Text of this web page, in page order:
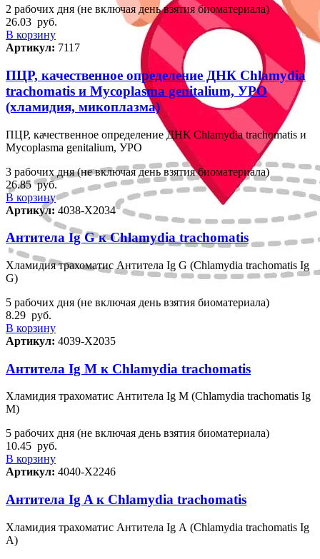
2 рабочих дня (не включая день взятия биоматериала)
26.03 руб.
В корзину
Артикул: 7117
ПЦР, качественное определение ДНК Chlamydia
trachomatis и Mycoplasma genitalium, УРО
(хламидия, микоплазма)
ПЦР, качественное определение ДНК Chlamydia trachomatis и
Mycoplasma genitalium, УРО
3 рабочих дня (не включая день взятия биоматериала)
26.85руб.
В корзину
Артикул: 4038-Х2034
Антитела Ig G к Chlamydia trachomatis
Хламидия трахоматис Антитела Ig G (Chlamydia trachomatis Ig
G)
5 рабочих дня (не включая день взятия биоматериала)
8.29 руб.
В корзину
Артикул: 4039-Х2035
Антитела Ig M к Chlamydia trachomatis
Хламидия трахоматис Антитела Ig М (Chlamydia trachomatis Ig
М)
5 рабочих дня (не включая день взятия биоматериала)
10.45 руб.
В корзину
Артикул: 4040-Х2246
Антитела Ig A к Chlamydia trachomatis
Хламидия трахоматис Антитела Ig А (Chlamydia trachomatis Ig
А)